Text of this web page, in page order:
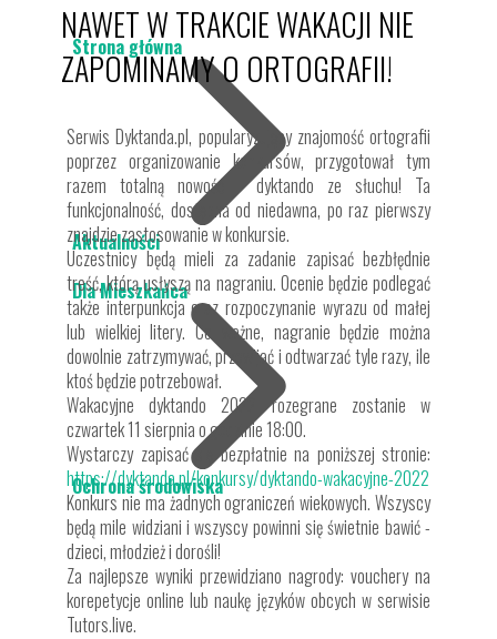
Strona główna
Aktualności
Dla Mieszkańca
Ochrona środowiska
NAWET W TRAKCIE WAKACJI NIE
ZAPOMINAMY O ORTOGRAFII!
Serwis Dyktanda.pl, popularyzujący znajomość ortografii
poprzez organizowanie konkursów, przygotował tym
razem totalną nowość - dyktando ze słuchu! Ta
funkcjonalność, dostępna od niedawna, po raz pierwszy
znajdzie zastosowanie w konkursie.
Uczestnicy będą mieli za zadanie zapisać bezbłędnie
treść, którą usłyszą na nagraniu. Ocenie będzie podlegać
także interpunkcja oraz rozpoczynanie wyrazu od małej
lub wielkiej litery. Co ważne, nagranie będzie można
dowolnie zatrzymywać, przewijać i odtwarzać tyle razy, ile
ktoś będzie potrzebował.
Wakacyjne dyktando 2022 rozegrane zostanie w
czwartek 11 sierpnia o godzinie 18:00.
Wystarczy zapisać się bezpłatnie na poniższej stronie:
https://dyktanda.pl/konkursy/dyktando-wakacyjne-2022
Konkurs nie ma żadnych ograniczeń wiekowych. Wszyscy
będą mile widziani i wszyscy powinni się świetnie bawić -
dzieci, młodzież i dorośli!
Za najlepsze wyniki przewidziano nagrody: vouchery na
korepetycje online lub naukę języków obcych w serwisie
Tutors.live.